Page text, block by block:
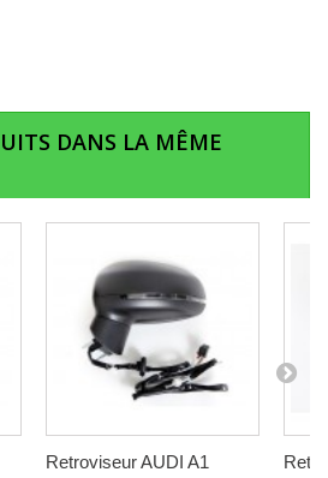
DANS LA MÊME
Retroviseur AUDI A1